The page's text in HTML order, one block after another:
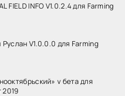
FIELD INFO V1.0.2.4 для Farming
V1.0.0.0 для Farming
v бета для
2019